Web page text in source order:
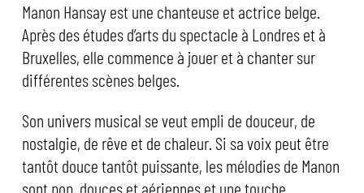
Manon Hansay est une chanteuse et actrice belge.
Après des études d’arts du spectacle à Londres et à
Bruxelles, elle commence à jouer et à chanter sur
différentes scènes belges.
Son univers musical se veut empli de douceur, de
nostalgie, de rêve et de chaleur. Si sa voix peut être
tantôt douce tantôt puissante, les mélodies de Manon
sont pop, douces et aériennes et une touche